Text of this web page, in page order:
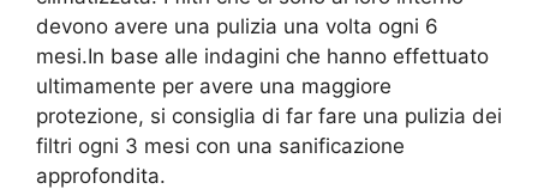
devono avere una pulizia una volta ogni 6
mesi.In base alle indagini che hanno effettuato
ultimamente per avere una maggiore
protezione, si consiglia di far fare una pulizia dei
filtri ogni 3 mesi con una sanificazione
approfondita.